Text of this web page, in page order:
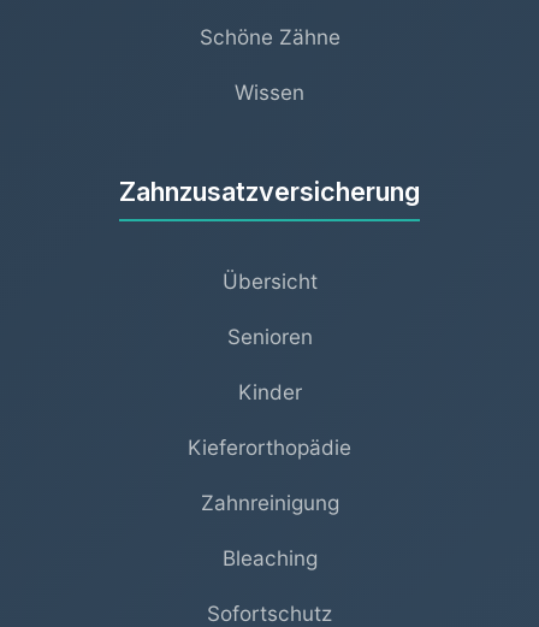
Schöne Zähne
Wissen
Zahnzusatzversicherung
Übersicht
Senioren
Kinder
Kieferorthopädie
Zahnreinigung
Bleaching
Sofortschutz